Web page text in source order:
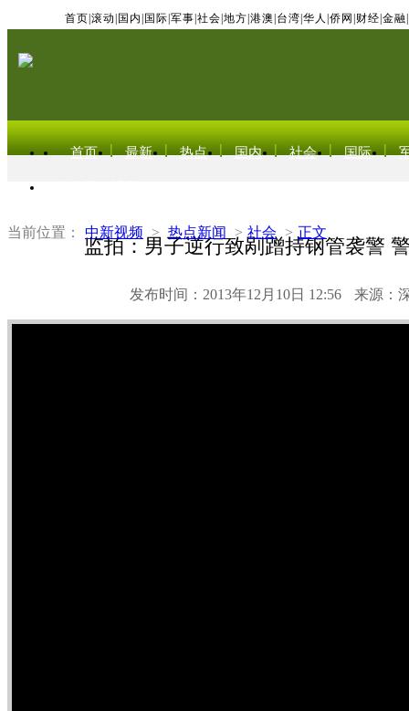
首页 滚动 国内 国际 军事 社会 地方 港澳 台湾 华人 侨网 财经 金融
首页 最新 热点 国内 社会 国际
当前位置： 中新视频 > 热点新闻 > 社会 > 正文
监拍：男子逆行致剐蹭持钢管袭警
发布时间：2013年12月10日 12:56 来源：